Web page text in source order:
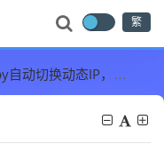
繁
动态IP，主流方案对比与落地实现指南